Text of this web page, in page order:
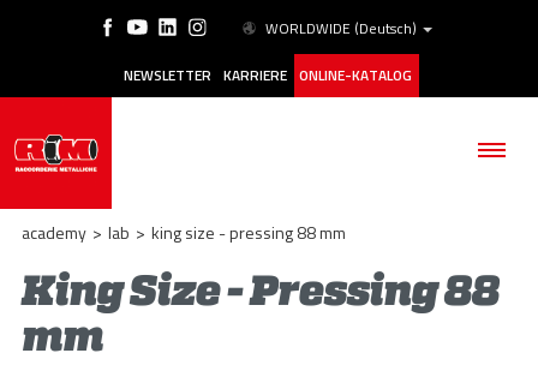
WORLDWIDE (Deutsch)
NEWSLETTER KARRIERE ONLINE-KATALOG
BETRIEB
academy > lab > king size - pressing 88 mm
King Size - Pressing 88
mm